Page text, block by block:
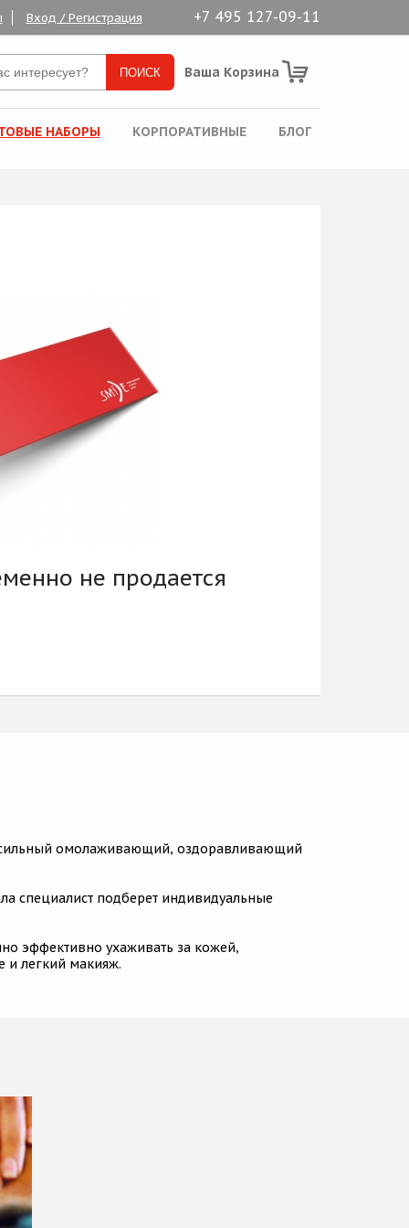
Вход / Регистрация +7 495 127-09-11
Ваша Корзина
НАБОРЫ КОРПОРАТИВНЫЕ БЛОГ
не продается
сильный омолаживающий, оздоравливающий
специалист подберет индивидуальные
эффективно ухаживать за кожей,
и легкий макияж.